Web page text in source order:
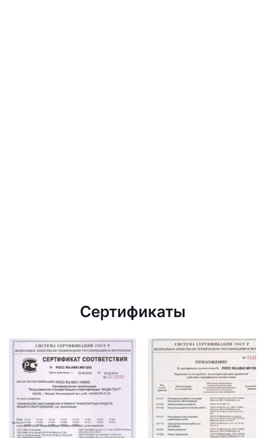
Сертификаты